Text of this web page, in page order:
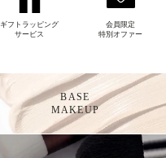
ギフトラッピング
サービス
会員限定
特別オファー
BASE
MAKEUP